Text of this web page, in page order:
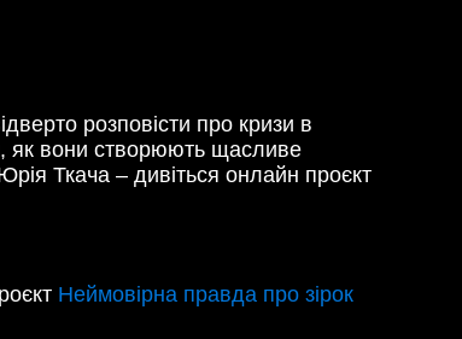
розповісти про кризи в
як вони створюють щасливе
Ткача – дивіться онлайн проєкт
Неймовірна правда про зірок